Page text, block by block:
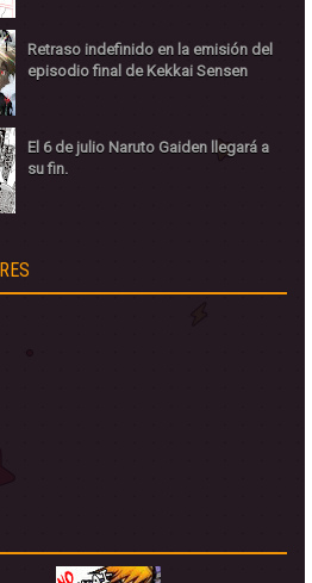
Retraso indefinido en la emisión del
episodio final de Kekkai Sensen
El 6 de julio Naruto Gaiden llegará a
su fin.